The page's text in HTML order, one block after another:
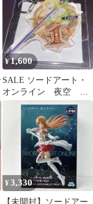
¥1,600
SALE ソードアート・
オンライン 夜空 ア
クリルキーホルダー リ
¥3,330
【未開封】ソードアー